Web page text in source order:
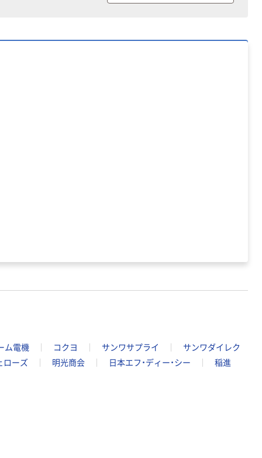
ム電機 コクヨ サンワサプライ
サンワダイレク
ローズ 明光商会 日本エフ・ディー・シー
稲進